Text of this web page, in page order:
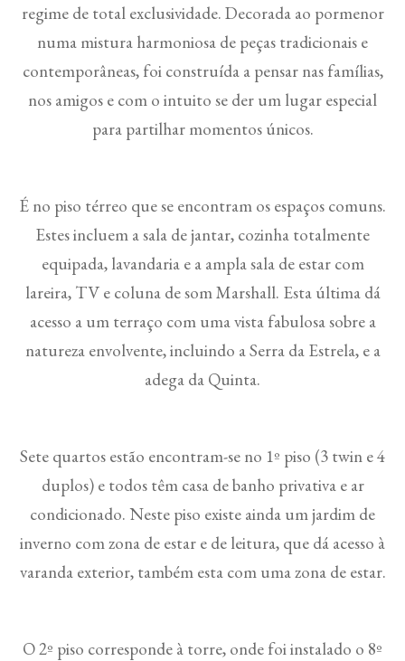
regime de total exclusividade. Decorada ao pormenor
numa mistura harmoniosa de peças tradicionais e
contemporâneas, foi construída a pensar nas famílias,
nos amigos e com o intuito se der um lugar especial
para partilhar momentos únicos.
É no piso térreo que se encontram os espaços comuns.
Estes incluem a sala de jantar, cozinha totalmente
equipada, lavandaria e a ampla sala de estar com
lareira, TV e coluna de som Marshall. Esta última dá
acesso a um terraço com uma vista fabulosa sobre a
natureza envolvente, incluindo a Serra da Estrela, e a
adega da Quinta.
Sete quartos estão encontram-se no 1º piso (3 twin e 4
duplos) e todos têm casa de banho privativa e ar
condicionado. Neste piso existe ainda um jardim de
inverno com zona de estar e de leitura, que dá acesso à
varanda exterior, também esta com uma zona de estar.
O 2º piso corresponde à torre, onde foi instalado o 8º